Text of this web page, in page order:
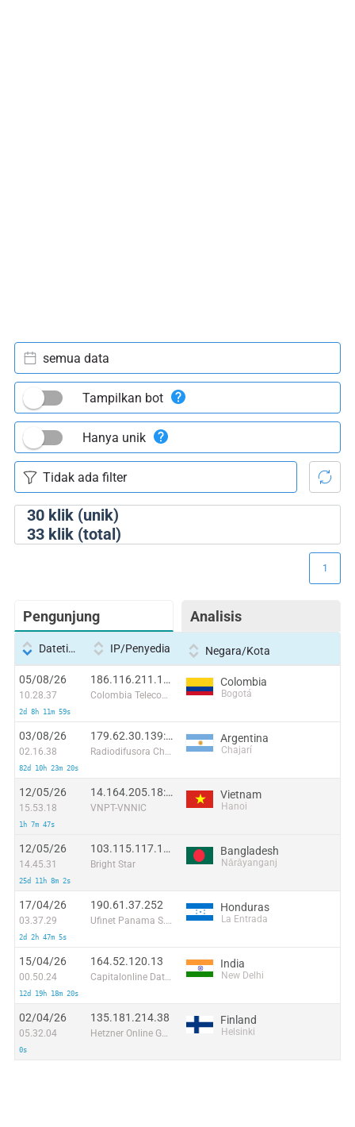
30klik (unik)
33klik (total)
semua data
Tampilkan bot
Hanya unik
Pengunjung Analisis
1
Datetime IP/Penyedia Negara/Kota
05/08/26
10.28.37
2d 8h 11m 59s
186.116.211.11:58466
Colombia Telecomunicaciones S.a. ESP
Colombia
Bogotá
03/08/26
02.16.38
82d 10h 23m 20s
179.62.30.139:44294
Radiodifusora Chajari SA
Argentina
Chajarí
12/05/26
15.53.18
1h 7m 47s
14.164.205.18:43463
VNPT-VNNIC
Vietnam
Hanoi
12/05/26
14.45.31
25d 11h 8m 2s
103.115.117.182:35214
Bright Star
Bangladesh
Nārāyanganj
17/04/26
03.37.29
2d 2h 47m 5s
190.61.37.252
Ufinet Panama S.A.
Honduras
La Entrada
15/04/26
00.50.24
12d 19h 18m 20s
164.52.120.13
Capitalonline Data Service (HK) Co
India
New Delhi
02/04/26
05.32.04
0s
135.181.214.38
Hetzner Online GmbH
Finland
Helsinki